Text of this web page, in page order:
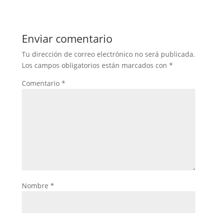
Enviar comentario
Tu dirección de correo electrónico no será publicada.
Los campos obligatorios están marcados con *
Comentario *
Nombre *